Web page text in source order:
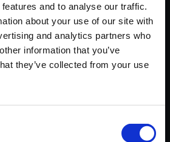
and to analyse our traffic.
about your use of our site with
and analytics partners who
information that you’ve
they’ve collected from your use
【単曲】ストリートファイター
V アーケードエディション オリ
150円